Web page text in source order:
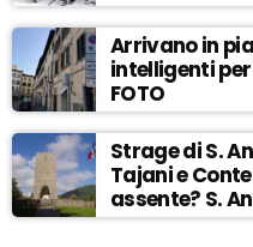
Arrivano in
intelligenti
FOTO
Strage di S.
Tajani e
assente? S.
ASCOLTA